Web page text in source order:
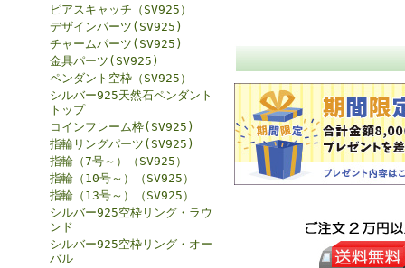
ピアスキャッチ（SV925）
デザインパーツ(SV925)
チャームパーツ(SV925)
金具パーツ(SV925)
ペンダント空枠（SV925）
シルバー925天然石ペンダント
トップ
コインフレーム枠(SV925)
指輪リングパーツ(SV925)
指輪（7号～）（SV925）
指輪（10号～）（SV925）
指輪（13号～）（SV925）
シルバー925空枠リング・ラウ
ンド
シルバー925空枠リング・オー
バル